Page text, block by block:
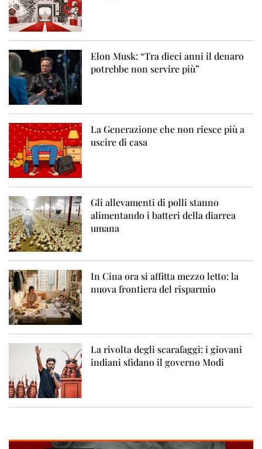
Elon Musk: “Tra dieci anni il denaro
potrebbe non servire più”
La Generazione che non riesce più a
uscire di casa
Gli allevamenti di polli stanno
alimentando i batteri della diarrea
umana
In Cina ora si affitta mezzo letto: la
nuova frontiera del risparmio
La rivolta degli scarafaggi: i giovani
indiani sfidano il governo Modi